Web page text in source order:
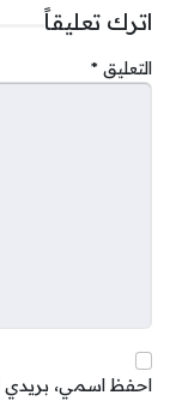
اترك تعليقاً
التعليق *
احفظ اسمي، بريدي